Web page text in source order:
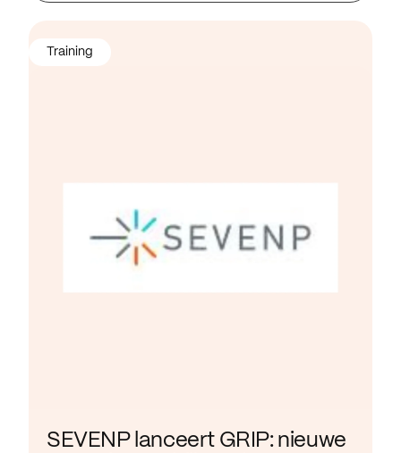
SEVENP lanceert GRIP: nieuwe
Training